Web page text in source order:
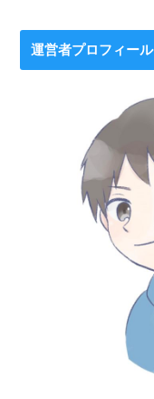
運営者プロフィール